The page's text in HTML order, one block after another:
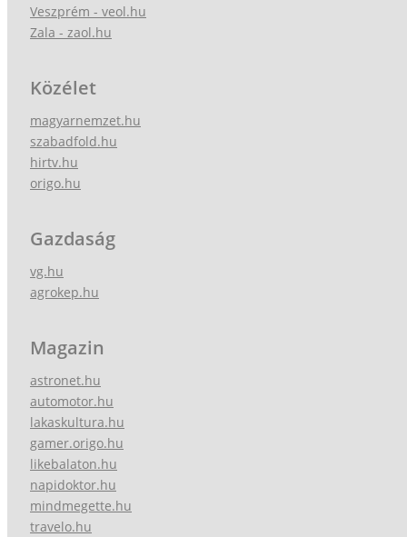
Veszprém - veol.hu
Zala - zaol.hu
Közélet
magyarnemzet.hu
szabadfold.hu
hirtv.hu
origo.hu
Gazdaság
vg.hu
agrokep.hu
Magazin
astronet.hu
automotor.hu
lakaskultura.hu
gamer.origo.hu
likebalaton.hu
napidoktor.hu
mindmegette.hu
travelo.hu